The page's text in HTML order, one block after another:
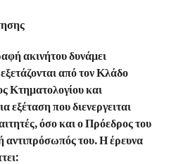
ακινήτου δυνάμει
από τον Κλάδο
Κτηματολογίου και
εξέταση που διενεργειται
όσο και ο Πρόεδρος του
αντιπρόσωπός του. Η έρευνα